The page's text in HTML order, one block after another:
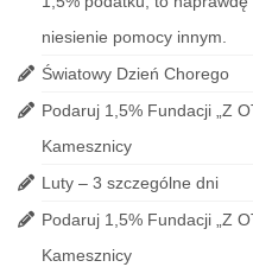
niesienie pomocy innym.
Światowy Dzień Chorego
Podaruj 1,5% Fundacji „Z
Kamesznicy
Luty – 3 szczególne dni
Podaruj 1,5% Fundacji „Z
Kamesznicy